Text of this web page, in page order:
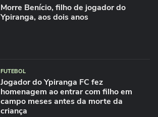
Morre Benício, filho de jogador do
Ypiranga, aos dois anos
FUTEBOL
Jogador do Ypiranga FC fez
homenagem ao entrar com filho em
campo meses antes da morte da
criança